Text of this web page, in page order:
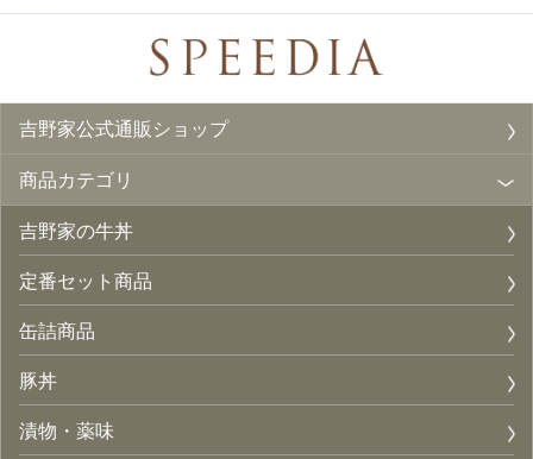
吉野家公式通販ショップ
商品カテゴリ
吉野家の牛丼
定番セット商品
缶詰商品
豚丼
漬物・薬味